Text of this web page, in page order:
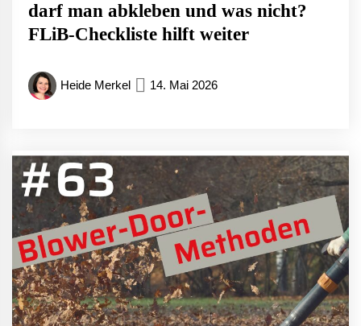
darf man abkleben und was nicht?
FLiB-Checkliste hilft weiter
Heide Merkel 14. Mai 2026